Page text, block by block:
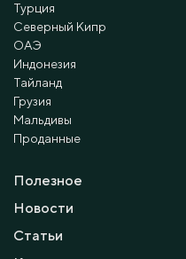
Турция
Северный Кипр
ОАЭ
Индонезия
Тайланд
Грузия
Мальдивы
Проданные
Полезное
Новости
Статьи